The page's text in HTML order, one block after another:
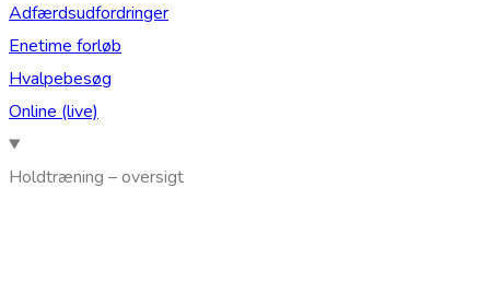
Adfærdsudfordringer
Enetime forløb
Hvalpebesøg
Online (live)
Holdtræning – oversigt